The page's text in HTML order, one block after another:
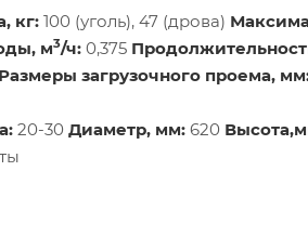
кг: 100 (уголь), 47 (дрова)
м3/ч: 0,375
Размеры загрузочного проема,
20-30 Диаметр, мм: 620